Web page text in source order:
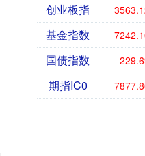
创业板指
基金指数
国债指数
期指IC0